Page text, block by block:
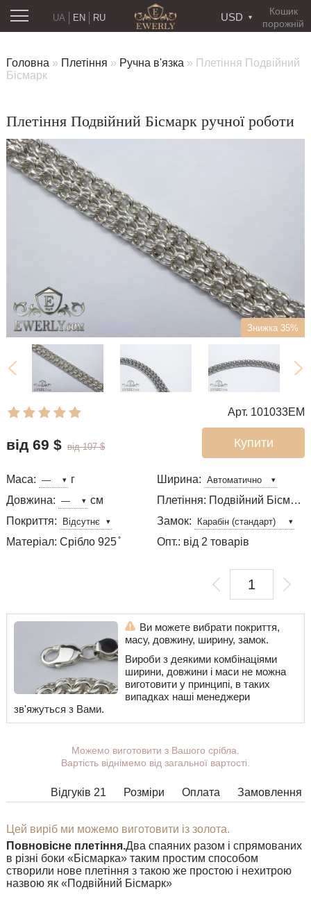
Кошик
порожній
USD
RU
UA EN
Головна » Плетіння » Ручна в'язка » Плетіння Подвійний
Бісмарк
Плетіння Подвійний Бісмарк ручної роботи
Знижка 35%
Арт. 101033EM
Купити
від 69 $ від 107 $
Маса: г
Ширина:
Довжина:
см
Плетіння: Подвійний Бісмарк
Покриття:
Замок:
Матеріал: Срібло 925 ̊
Опт.: від 2 товарів
Ви можете вибрати покриття,
масу, довжину, ширину, замок.
Вироби з деякими комбінаціями
ширини, довжини і маси не можна
виготовити у принципі, в таких
випадках наші менеджери
зв'яжуться з Вами.
Можемо виготовити з Вашого срібла.
Вартість віднімемо від загальної вартості.
Відгуків 21 Замовлення
Оплата
Розміри
Цей виріб ми можемо виготовити із золота.
Повновісне плетіння.Два спаяних разом і спрямованих
в різні боки «Бісмарка» таким простим способом
створили нове плетіння з такою же простою і нехитрою
назвою як «Подвійний Бісмарк»